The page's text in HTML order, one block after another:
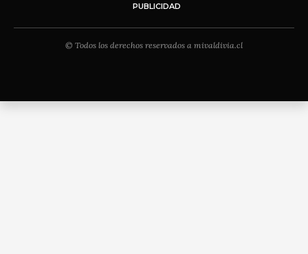
PUBLICIDAD
© Todos los derechos reservados a mivaldivia.cl